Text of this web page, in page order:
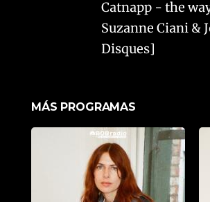
Catnapp - the
Suzanne Ciani &
Disques]
MÁS PROGRAMAS